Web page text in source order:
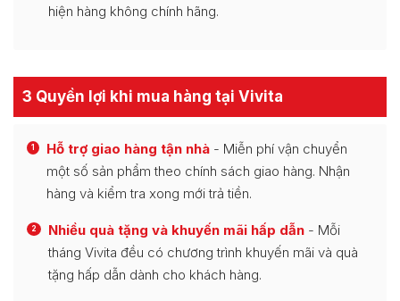
hiện hàng không chính hãng.
3 Quyền lợi khi mua hàng tại Vivita
1 Hỗ trợ giao hàng tận nhà - Miễn phí vận chuyển
một số sản phẩm theo chính sách giao hàng. Nhận
hàng và kiểm tra xong mới trả tiền.
2 Nhiều quà tặng và khuyến mãi hấp dẫn - Mỗi
tháng Vivita đều có chương trình khuyến mãi và quà
tặng hấp dẫn dành cho khách hàng.